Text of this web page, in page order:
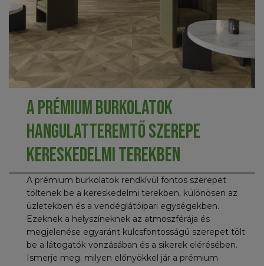
A prémium burkolatok
hangulatteremtő szerepe
kereskedelmi terekben
A prémium burkolatok rendkívül fontos szerepet
töltenek be a kereskedelmi terekben, különösen az
üzletekben és a vendéglátóipari egységekben.
Ezeknek a helyszíneknek az atmoszférája és
megjelenése egyaránt kulcsfontosságú szerepet tölt
be a látogatók vonzásában és a sikerek elérésében.
Ismerje meg, milyen előnyökkel jár a prémium